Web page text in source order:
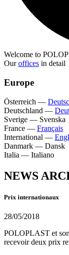
Welcome to
Ouroffices in detail
Europe
Österreich —
Deutschland —
Sverige — Svenska
France — Français
International —
Danmark — Dansk
Italia — Italiano
NEWS
Prix internationaux
28/05/2018
POLOPLAST et
recevoir deux prix